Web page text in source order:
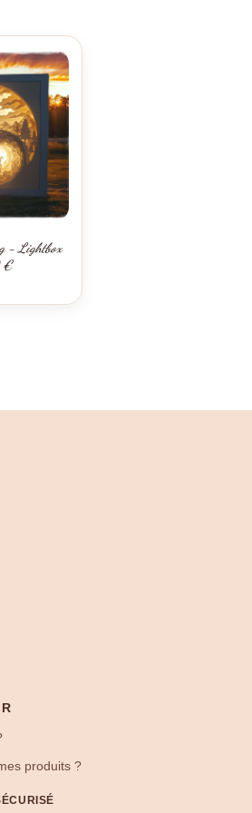
- Lightbox
€
produits ?